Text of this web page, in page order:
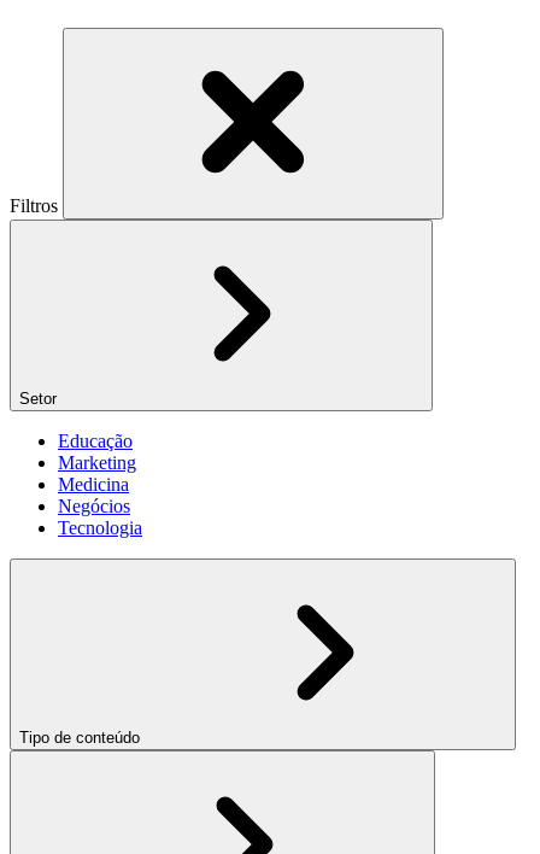
Filtros
Setor
Educação
Marketing
Medicina
Negócios
Tecnologia
Tipo de conteúdo